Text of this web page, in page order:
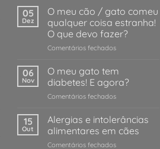
05
Dez
O meu cão / gato comeu
qualquer coisa estranha!
O que devo fazer?
Comentários fechadosem
cão
/
gato
qualquer
coisa
06
Nov
O meu gato tem
diabetes! E agora?
Comentários fechadosem
meu
gato
tem
diabetes!
15
Out
Alergias e intolerâncias
alimentares em cães
Comentários fechadosem